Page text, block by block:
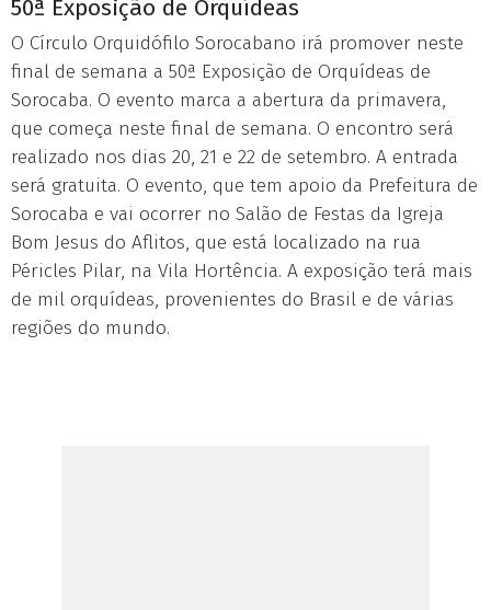
50ª Exposição de Orquídeas
O Círculo Orquidófilo Sorocabano irá promover neste
final de semana a 50ª Exposição de Orquídeas de
Sorocaba. O evento marca a abertura da primavera,
que começa neste final de semana. O encontro será
realizado nos dias 20, 21 e 22 de setembro. A entrada
será gratuita. O evento, que tem apoio da Prefeitura de
Sorocaba e vai ocorrer no Salão de Festas da Igreja
Bom Jesus do Aflitos, que está localizado na rua
Péricles Pilar, na Vila Hortência. A exposição terá mais
de mil orquídeas, provenientes do Brasil e de várias
regiões do mundo.